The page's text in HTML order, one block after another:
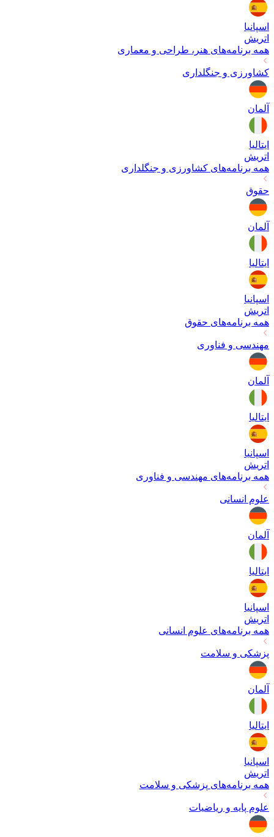
اسپانیا
اتریش
همه برنامه‌های هنر، طراحی و معماری
کشاورزی و جنگلداری
آلمان
ایتالیا
اتریش
همه برنامه‌های کشاورزی و جنگلداری
حقوق
آلمان
ایتالیا
اسپانیا
اتریش
همه برنامه‌های حقوق
مهندسی و فناوری
آلمان
ایتالیا
اسپانیا
اتریش
همه برنامه‌های مهندسی و فناوری
علوم انسانی
آلمان
ایتالیا
اسپانیا
اتریش
همه برنامه‌های علوم انسانی
پزشکی و سلامت
آلمان
ایتالیا
اسپانیا
اتریش
همه برنامه‌های پزشکی و سلامت
علوم پایه و ریاضیات